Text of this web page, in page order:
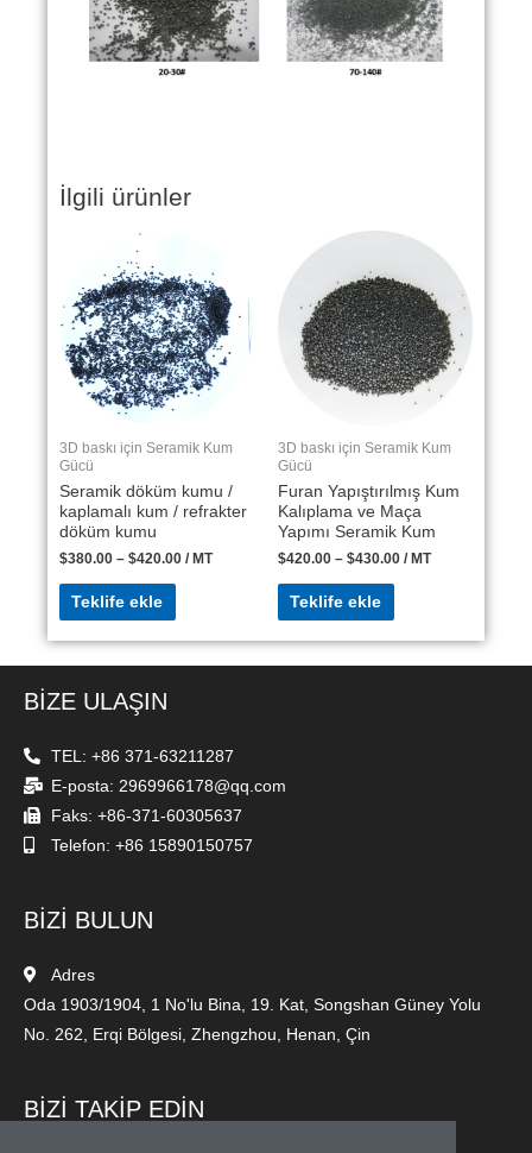
İlgili ürünler
3D baskı için Seramik Kum
Gücü
Seramik döküm kumu /
kaplamalı kum / refrakter
döküm kumu
$380.00 – $420.00 / MT
Teklife ekle
3D baskı için Seramik Kum
Gücü
Furan Yapıştırılmış Kum
Kalıplama ve Maça
Yapımı Seramik Kum
$420.00 – $430.00 / MT
Teklife ekle
BİZE ULAŞIN
TEL: +86 371-63211287
E-posta: 2969966178@qq.com
Faks: +86-371-60305637
Telefon: +86 15890150757
BİZİ BULUN
Adres
Oda 1903/1904, 1 No'lu Bina, 19. Kat, Songshan Güney Yolu
No. 262, Erqi Bölgesi, Zhengzhou, Henan, Çin
BİZİ TAKİP EDİN